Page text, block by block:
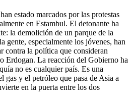
estado marcados por las protestas
en Estambul. El detonante ha
la demolición de un parque de la
gente, especialmente los jóvenes, han
contra la política que consideran
Erdogan. La reacción del Gobierno ha
no es cualquier país. Es una
gas y el petróleo que pasa de Asia a
en la puerta entre los dos